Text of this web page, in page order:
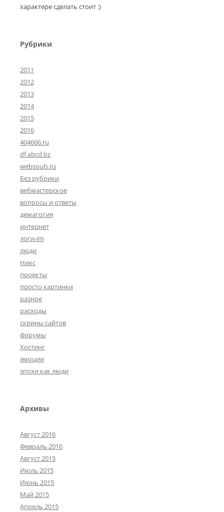
характере сделать стоит :)
Рубрики
2011
2012
2013
2014
2015
2016
404666.ru
df.abcd.bz
websouls.ru
Без рубрики
вебмастерское
вопросы и ответы
демагогия
интернет
логи-im
люди
Никс
проекты
просто картинки
разное
расходы
скрины сайтов
форумы
Хостинг
эмоции
эпохи как люди
Архивы
Август 2016
Февраль 2016
Август 2015
Июль 2015
Июнь 2015
Май 2015
Апрель 2015